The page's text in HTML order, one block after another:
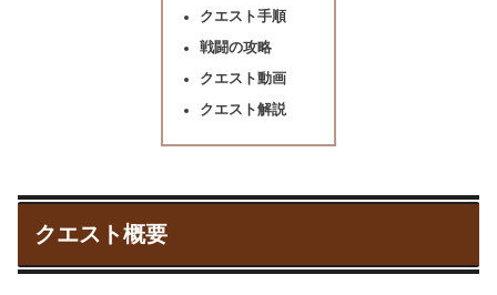
クエスト手順
戦闘の攻略
クエスト動画
クエスト解説
クエスト概要